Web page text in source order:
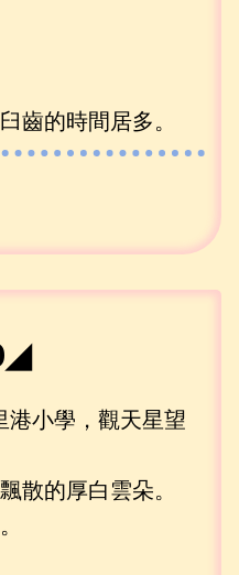
齒的時間居多。
港小學，觀天星望
散的厚白雲朵。